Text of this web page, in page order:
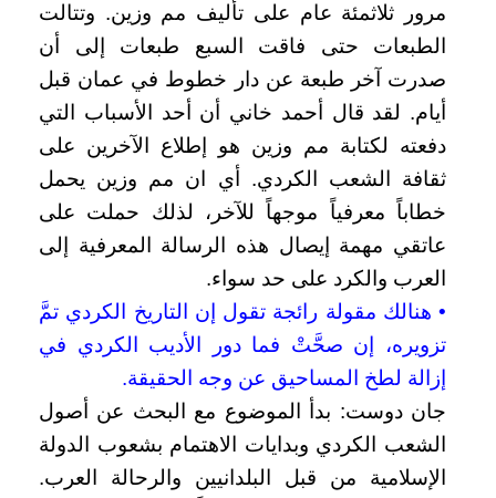
مرور ثلاثمئة عام على تأليف مم وزين. وتتالت
الطبعات حتى فاقت السبع طبعات إلى أن
صدرت آخر طبعة عن دار خطوط في عمان قبل
أيام. لقد قال أحمد خاني أن أحد الأسباب التي
دفعته لكتابة مم وزين هو إطلاع الآخرين على
ثقافة الشعب الكردي. أي ان مم وزين يحمل
خطاباً معرفياً موجهاً للآخر، لذلك حملت على
عاتقي مهمة إيصال هذه الرسالة المعرفية إلى
العرب والكرد على حد سواء.
• هنالك مقولة رائجة تقول إن التاريخ الكردي تمَّ
تزويره، إن صحَّتْ فما دور الأديب الكردي في
إزالة لطخ المساحيق عن وجه الحقيقة.
جان دوست: بدأ الموضوع مع البحث عن أصول
الشعب الكردي وبدايات الاهتمام بشعوب الدولة
الإسلامية من قبل البلدانيين والرحالة العرب.